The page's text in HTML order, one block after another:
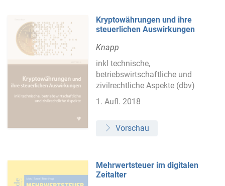
Kryptowährungen und ihre
steuerlichen Auswirkungen
Knapp
inkl technische,
betriebswirtschaftliche und
zivilrechtliche Aspekte (dbv)
1. Aufl. 2018
Vorschau
Mehrwertsteuer im digitalen
Zeitalter